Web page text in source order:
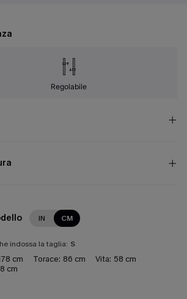
Regolabile
IN CM
indossa la taglia: S
cm Torace: 86 cm Vita: 58 cm
cm